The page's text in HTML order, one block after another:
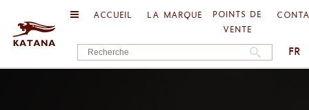
ACCUEIL LA MARQUE
POINTS DE
VENTE
FR